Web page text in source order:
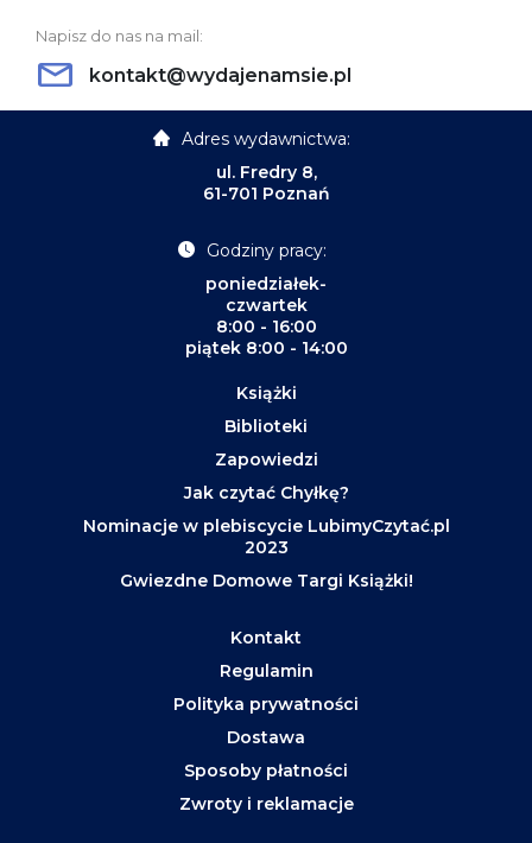
Napisz do nas na mail:
kontakt@wydajenamsie.pl
Adres wydawnictwa:
ul. Fredry 8,
61-701 Poznań
Godziny pracy:
poniedziałek-
czwartek
8:00 - 16:00
piątek 8:00 - 14:00
Książki
Biblioteki
Zapowiedzi
Jak czytać Chyłkę?
Nominacje w plebiscycie LubimyCzytać.pl
2023
Gwiezdne Domowe Targi Książki!
Kontakt
Regulamin
Polityka prywatności
Dostawa
Sposoby płatności
Zwroty i reklamacje